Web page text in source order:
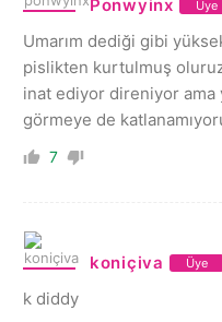
Ponwyinx Üye
Umarım dediği gibi
pislikten kurtulmuş
inat ediyor direniyor
görmeye de
7
koniçiva Üye
k diddy